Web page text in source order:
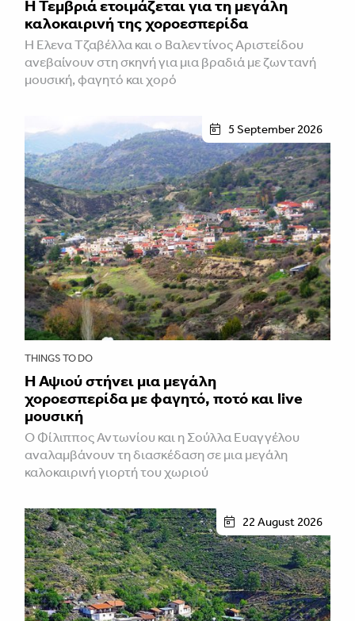
Η Τεμβριά ετοιμάζεται για τη μεγάλη
καλοκαιρινή της χοροεσπερίδα
Η Έλενα Τζαβέλλα και ο Βαλεντίνος Αριστείδου
ανεβαίνουν στη σκηνή για μια βραδιά με ζωντανή
μουσική, φαγητό και χορό
5 September 2026
THINGS TO DO
Η Αψιού στήνει μια μεγάλη
χοροεσπερίδα με φαγητό, ποτό και live
μουσική
Ο Φίλιππος Αντωνίου και η Σούλλα Ευαγγέλου
αναλαμβάνουν τη διασκέδαση σε μια μεγάλη
καλοκαιρινή γιορτή του χωριού
22 August 2026